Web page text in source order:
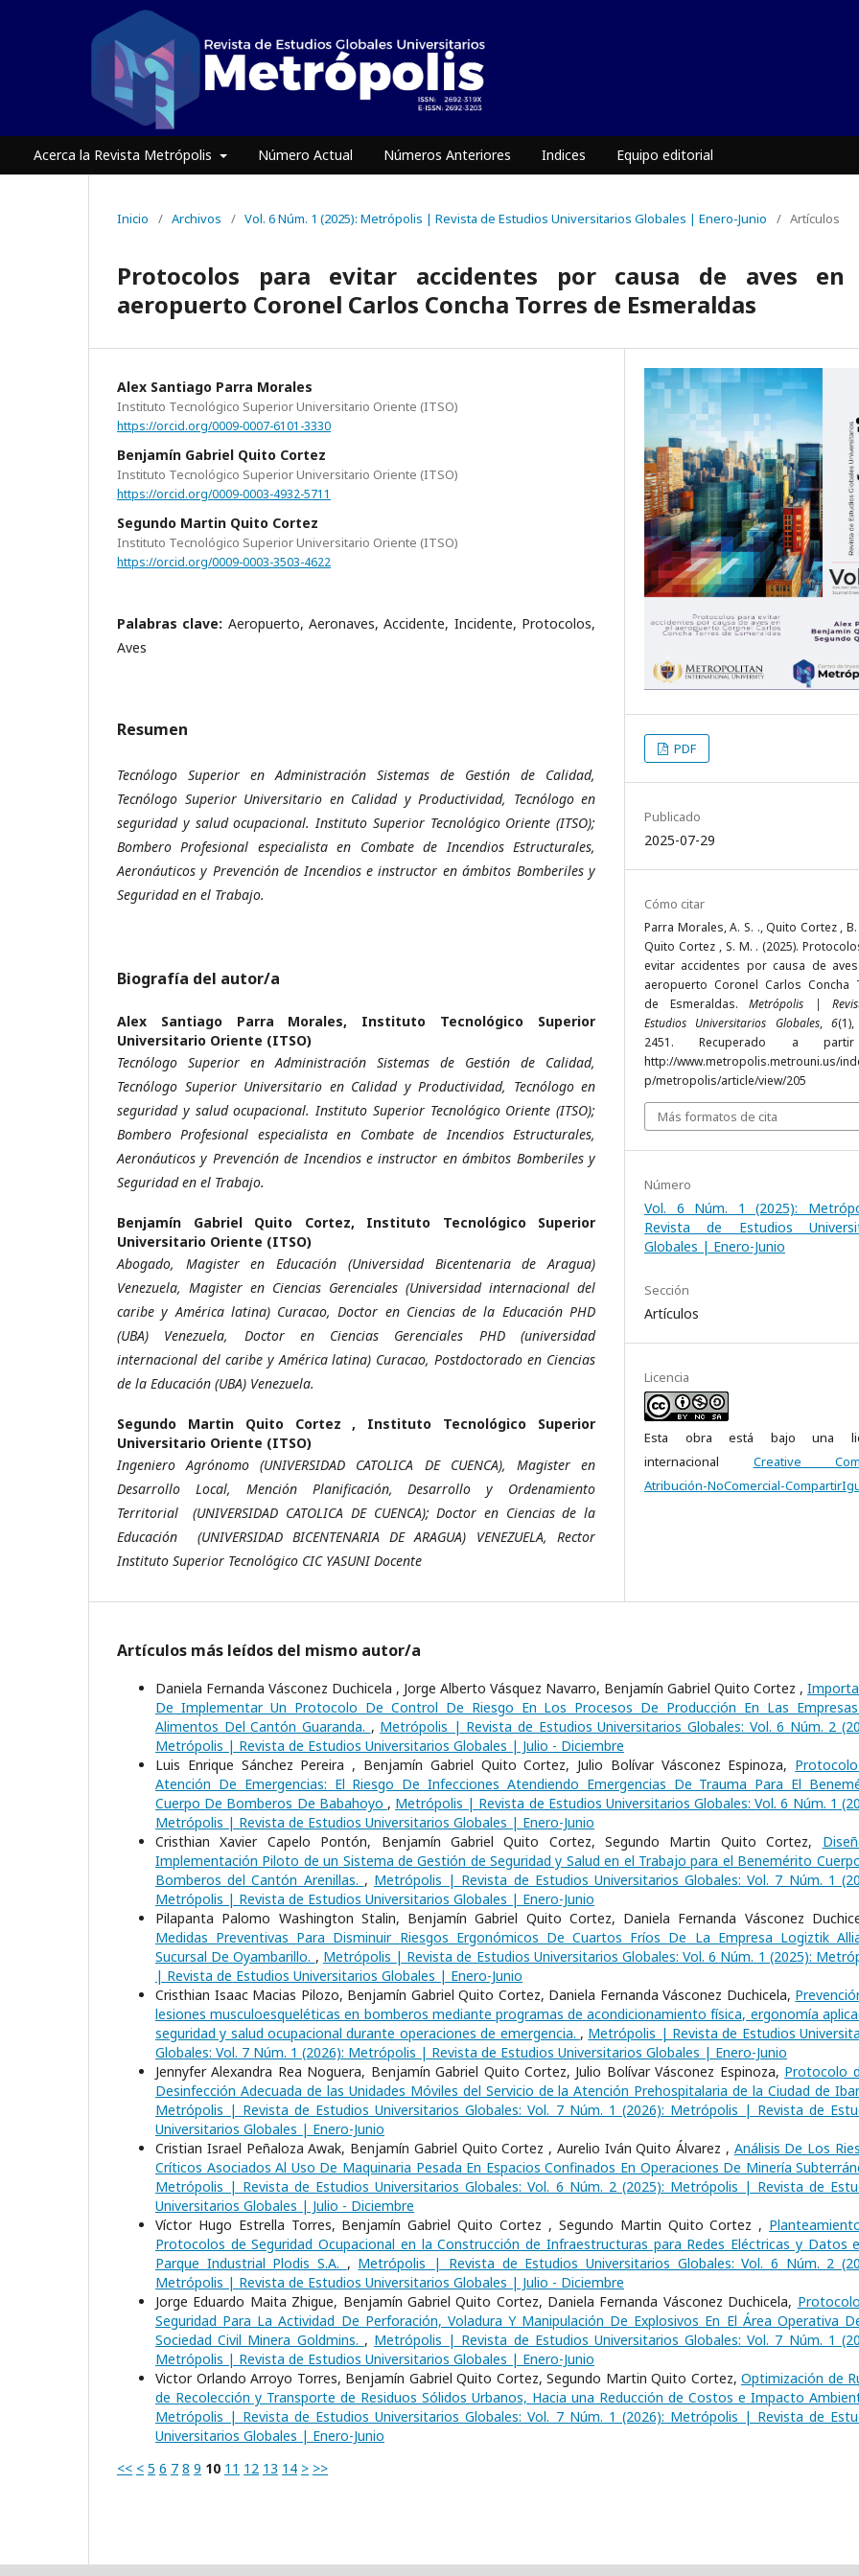
Acerca la Revista Metrópolis Número Actual Números Anteriores Indices Equipo editorial
Inicio / Archivos / Vol. 6 Núm. 1 (2025): Metrópolis | Revista de Estudios Universitarios Globales | Enero-Junio / Artículos
Protocolos para evitar accidentes por causa de aves en
aeropuerto Coronel Carlos Concha Torres de Esmeraldas
Alex Santiago Parra Morales
Instituto Tecnológico Superior Universitario Oriente (ITSO)
https://orcid.org/0009-0007-6101-3330
Benjamín Gabriel Quito Cortez
Instituto Tecnológico Superior Universitario Oriente (ITSO)
https://orcid.org/0009-0003-4932-5711
Segundo Martin Quito Cortez
Instituto Tecnológico Superior Universitario Oriente (ITSO)
https://orcid.org/0009-0003-3503-4622
Palabras clave: Aeropuerto, Aeronaves, Accidente, Incidente, Protocolos,
Aves
Resumen
Tecnólogo Superior en Administración Sistemas de Gestión de Calidad,
Tecnólogo Superior Universitario en Calidad y Productividad, Tecnólogo en
seguridad y salud ocupacional. Instituto Superior Tecnológico Oriente (ITSO);
Bombero Profesional especialista en Combate de Incendios Estructurales,
Aeronáuticos y Prevención de Incendios e instructor en ámbitos Bomberiles y
Seguridad en el Trabajo.
Biografía del autor/a
Alex Santiago Parra Morales, Instituto Tecnológico Superior
Universitario Oriente (ITSO)
Tecnólogo Superior en Administración Sistemas de Gestión de Calidad,
Tecnólogo Superior Universitario en Calidad y Productividad, Tecnólogo en
seguridad y salud ocupacional. Instituto Superior Tecnológico Oriente (ITSO);
Bombero Profesional especialista en Combate de Incendios Estructurales,
Aeronáuticos y Prevención de Incendios e instructor en ámbitos Bomberiles y
Seguridad en el Trabajo.
Benjamín Gabriel Quito Cortez, Instituto Tecnológico Superior
Universitario Oriente (ITSO)
Abogado, Magister en Educación (Universidad Bicentenaria de Aragua)
Venezuela, Magister en Ciencias Gerenciales (Universidad internacional del
caribe y América latina) Curacao, Doctor en Ciencias de la Educación PHD
(UBA) Venezuela, Doctor en Ciencias Gerenciales PHD (universidad
internacional del caribe y América latina) Curacao, Postdoctorado en Ciencias
de la Educación (UBA) Venezuela.
Segundo Martin Quito Cortez , Instituto Tecnológico Superior
Universitario Oriente (ITSO)
Ingeniero Agrónomo (UNIVERSIDAD CATOLICA DE CUENCA), Magister en
Desarrollo Local, Mención Planificación, Desarrollo y Ordenamiento
Territorial (UNIVERSIDAD CATOLICA DE CUENCA); Doctor en Ciencias de la
Educación (UNIVERSIDAD BICENTENARIA DE ARAGUA) VENEZUELA, Rector
Instituto Superior Tecnológico CIC YASUNI Docente
PDF
Publicado
2025-07-29
Cómo citar
Parra Morales, A. S. ., Quito Cortez ,
Quito Cortez , S. M. . (2025).
evitar accidentes por causa de
aeropuerto Coronel Carlos Concha
de Esmeraldas.Metrópolis |
Estudios Universitarios Globales, 6
2451. Recuperado a
http://www.metropolis.metrouni.us/
p/metropolis/article/view/205
Más formatos de cita
Número
Vol. 6 Núm. 1 (2025):
Revista de Estudios
Globales | Enero-Junio
Sección
Artículos
Licencia
Esta obra está bajo una
internacional Creative
Atribución-NoComercial-
Artículos más leídos del mismo autor/a
Daniela Fernanda Vásconez Duchicela , Jorge Alberto Vásquez Navarro, Benjamín Gabriel Quito Cortez ,
De Implementar Un Protocolo De Control De Riesgo En Los Procesos De Producción En Las
Alimentos Del Cantón Guaranda. , Metrópolis | Revista de Estudios Universitarios Globales: Vol. 6 Núm. 2
Metrópolis | Revista de Estudios Universitarios Globales | Julio - Diciembre
Luis Enrique Sánchez Pereira , Benjamín Gabriel Quito Cortez, Julio Bolívar Vásconez Espinoza,
Atención De Emergencias: El Riesgo De Infecciones Atendiendo Emergencias De Trauma Para El
Cuerpo De Bomberos De Babahoyo , Metrópolis | Revista de Estudios Universitarios Globales: Vol. 6 Núm. 1
Metrópolis | Revista de Estudios Universitarios Globales | Enero-Junio
Cristhian Xavier Capelo Pontón, Benjamín Gabriel Quito Cortez, Segundo Martin Quito Cortez,
Implementación Piloto de un Sistema de Gestión de Seguridad y Salud en el Trabajo para el Benemérito
Bomberos del Cantón Arenillas. , Metrópolis | Revista de Estudios Universitarios Globales: Vol. 7 Núm. 1
Metrópolis | Revista de Estudios Universitarios Globales | Enero-Junio
Pilapanta Palomo Washington Stalin, Benjamín Gabriel Quito Cortez, Daniela Fernanda Vásconez
Medidas Preventivas Para Disminuir Riesgos Ergonómicos De Cuartos Fríos De La Empresa Logiztik
Sucursal De Oyambarillo. , Metrópolis | Revista de Estudios Universitarios Globales: Vol. 6 Núm. 1 (2025):
| Revista de Estudios Universitarios Globales | Enero-Junio
Cristhian Isaac Macias Pilozo, Benjamín Gabriel Quito Cortez, Daniela Fernanda Vásconez Duchicela,
lesiones musculoesqueléticas en bomberos mediante programas de acondicionamiento física, ergonomía
seguridad y salud ocupacional durante operaciones de emergencia. , Metrópolis | Revista de Estudios
Globales: Vol. 7 Núm. 1 (2026): Metrópolis | Revista de Estudios Universitarios Globales | Enero-Junio
Jennyfer Alexandra Rea Noguera, Benjamín Gabriel Quito Cortez, Julio Bolívar Vásconez Espinoza, Protocolo
Desinfección Adecuada de las Unidades Móviles del Servicio de la Atención Prehospitalaria de la Ciudad de
Metrópolis | Revista de Estudios Universitarios Globales: Vol. 7 Núm. 1 (2026): Metrópolis | Revista de
Universitarios Globales | Enero-Junio
Cristian Israel Peñaloza Awak, Benjamín Gabriel Quito Cortez , Aurelio Iván Quito Álvarez , Análisis De Los
Críticos Asociados Al Uso De Maquinaria Pesada En Espacios Confinados En Operaciones De Minería
Metrópolis | Revista de Estudios Universitarios Globales: Vol. 6 Núm. 2 (2025): Metrópolis | Revista de
Universitarios Globales | Julio - Diciembre
Víctor Hugo Estrella Torres, Benjamín Gabriel Quito Cortez , Segundo Martin Quito Cortez ,
Protocolos de Seguridad Ocupacional en la Construcción de Infraestructuras para Redes Eléctricas y Datos
Parque Industrial Plodis S.A. , Metrópolis | Revista de Estudios Universitarios Globales: Vol. 6 Núm. 2
Metrópolis | Revista de Estudios Universitarios Globales | Julio - Diciembre
Jorge Eduardo Maita Zhigue, Benjamín Gabriel Quito Cortez, Daniela Fernanda Vásconez Duchicela,
Seguridad Para La Actividad De Perforación, Voladura Y Manipulación De Explosivos En El Área Operativa
Sociedad Civil Minera Goldmins. , Metrópolis | Revista de Estudios Universitarios Globales: Vol. 7 Núm. 1
Metrópolis | Revista de Estudios Universitarios Globales | Enero-Junio
Victor Orlando Arroyo Torres, Benjamín Gabriel Quito Cortez, Segundo Martin Quito Cortez, Optimización de
de Recolección y Transporte de Residuos Sólidos Urbanos, Hacia una Reducción de Costos e Impacto
Metrópolis | Revista de Estudios Universitarios Globales: Vol. 7 Núm. 1 (2026): Metrópolis | Revista de
Universitarios Globales | Enero-Junio
<< < 5 6 7 8 9 10 11 12 13 14 > >>